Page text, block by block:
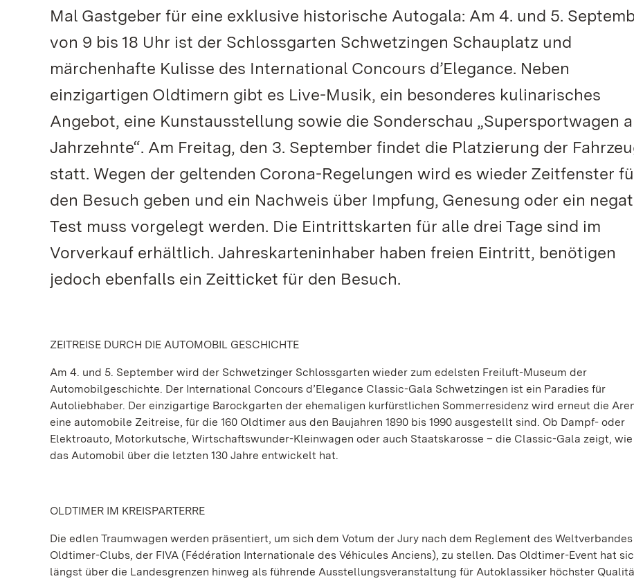
Mal Gastgeber für eine exklusive historische Autogala: Am 4. und 5.
von 9 bis 18 Uhr ist der Schlossgarten Schwetzingen Schauplatz und
märchenhafte Kulisse des International Concours d’Elegance. Neben
einzigartigen Oldtimern gibt es Live-Musik, ein besonderes kulinarisches
Angebot, eine Kunstausstellung sowie die Sonderschau „Supersportwagen
Jahrzehnte“. Am Freitag, den 3. September findet die Platzierung der
statt. Wegen der geltenden Corona-Regelungen wird es wieder Zeitfenster
den Besuch geben und ein Nachweis über Impfung, Genesung oder ein
Test muss vorgelegt werden. Die Eintrittskarten für alle drei Tage sind im
Vorverkauf erhältlich. Jahreskarteninhaber haben freien Eintritt, benötigen
jedoch ebenfalls ein Zeitticket für den Besuch.
ZEITREISE DURCH DIE AUTOMOBIL GESCHICHTE
Am 4. und 5. September wird der Schwetzinger Schlossgarten wieder zum edelsten Freiluft-Museum der
Automobilgeschichte. Der International Concours d’Elegance Classic-Gala Schwetzingen ist ein Paradies für
Autoliebhaber. Der einzigartige Barockgarten der ehemaligen kurfürstlichen Sommerresidenz wird erneut die
eine automobile Zeitreise, für die 160 Oldtimer aus den Baujahren 1890 bis 1990 ausgestellt sind. Ob Dampf- oder
Elektroauto, Motorkutsche, Wirtschaftswunder-Kleinwagen oder auch Staatskarosse – die Classic-Gala zeigt,
das Automobil über die letzten 130 Jahre entwickelt hat.
OLDTIMER IM KREISPARTERRE
Die edlen Traumwagen werden präsentiert, um sich dem Votum der Jury nach dem Reglement des
Oldtimer-Clubs, der FIVA (Fédération Internationale des Véhicules Anciens), zu stellen. Das Oldtimer-Event hat
längst über die Landesgrenzen hinweg als führende Ausstellungsveranstaltung für Autoklassiker höchster